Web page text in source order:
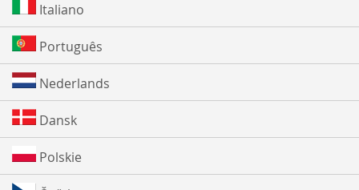
Italiano
Português
Nederlands
Dansk
Polskie